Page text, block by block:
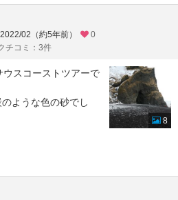
02（約5年前）
0
チコミ：3件
スコーストツアーで
ような色の砂でし
8